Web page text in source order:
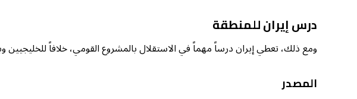
درس إيران للمنطقة
ومع ذلك، تعطي إيران درساً مهماً في الاستقلال بالمشروع القومي، خلافاً
المصدر